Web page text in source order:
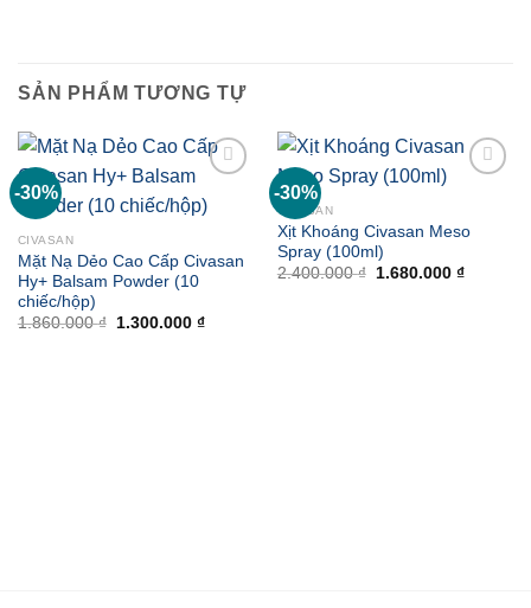
SẢN PHẨM TƯƠNG TỰ
-30%
wishlist
CIVASAN
Mặt Nạ Dẻo Cao Cấp Civasan
Hy+ Balsam Powder (10
chiếc/hộp)
1.860.000₫
Giá
1.300.000 ₫Giá
-30%
CIVASAN
Xịt Khoáng Civasan Meso
Spray (100ml)
2.400.000₫
Giá
1.680.000 ₫Giá